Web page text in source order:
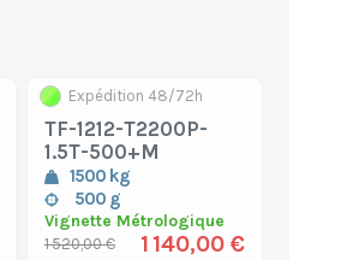
TF-1212-T2200P-
1.5T-500+M
1500 kg
500 g
Vignette Métrologique
Expédition 48/72h
1 520,00 € 1 140,00 €